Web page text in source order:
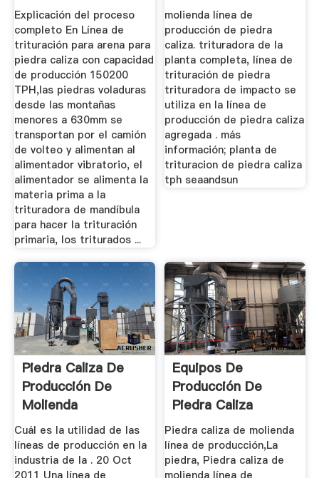
Caliza Con ...
Explicación del proceso
completo En Línea de
trituración para arena para
piedra caliza con capacidad
de producción 150200
TPH,las piedras voladuras
desde las montañas
menores a 630mm se
transportan por el camión
de volteo y alimentan al
alimentador vibratorio, el
alimentador se alimenta la
materia prima a la
trituradora de mandíbula
para hacer la trituración
primaria, los triturados ...
molienda línea de
producción de piedra
caliza. trituradora de la
planta completa, línea de
trituración de piedra
trituradora de impacto se
utiliza en la línea de
producción de piedra caliza
agregada . más
información; planta de
trituracion de piedra caliza
tph seaandsun
Piedra Caliza De
Producción De
Molienda
Trituradora De ...
Cuál es la utilidad de las
líneas de producción en la
industria de la . 20 Oct
2011 Una línea de
Equipos De
Producción De
Piedra Caliza
Piedra caliza de molienda
línea de producción,La
piedra, Piedra caliza de
molienda línea de